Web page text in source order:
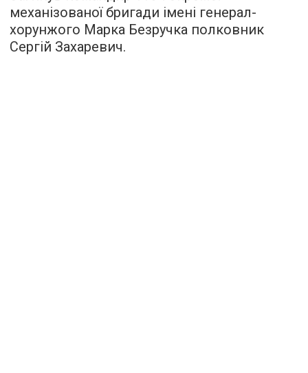
механізованої бригади імені генерал-
хорунжого Марка Безручка полковник
Сергій Захаревич.